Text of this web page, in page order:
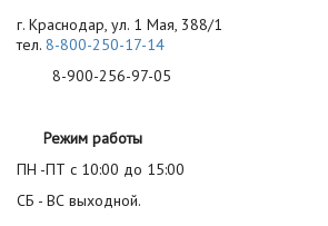
г. Краснодар, ул. 1 Мая, 388/1
тел. 8-800-250-17-14
8-900-256-97-05
Режим работы
ПН -ПТ с 10:00 до 15:00
СБ - ВС выходной.